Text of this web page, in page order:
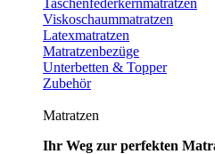
Taschenfederkernmatratzen
Viskoschaummatratzen
Latexmatratzen
Matratzenbezüge
Unterbetten & Topper
Zubehör
Matratzen
Ihr Weg zur perfekten